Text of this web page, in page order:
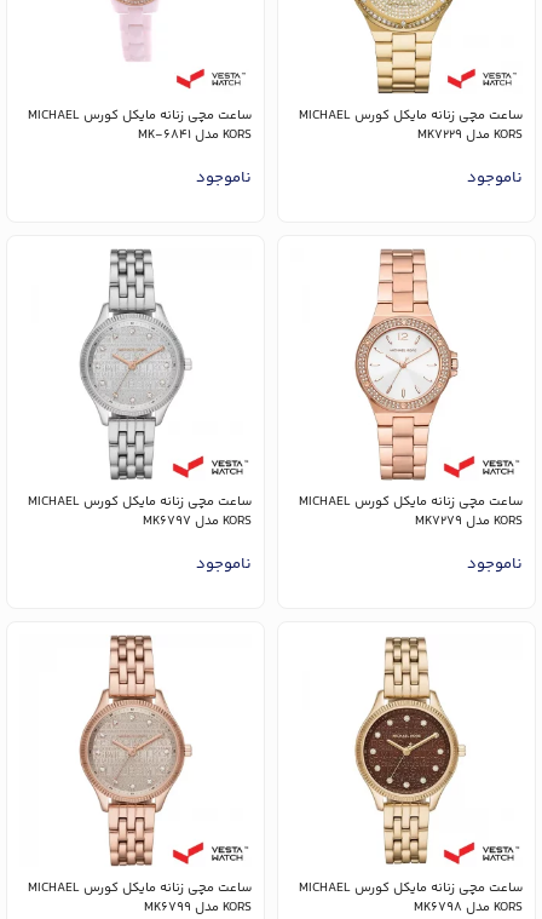
ساعت مچی زنانه مایکل کورس MICHAEL
KORS مدل MK7229
ناموجود
ساعت مچی زنانه مایکل کورس MICHAEL
KORS مدل MK-6841
ناموجود
ساعت مچی زنانه مایکل کورس MICHAEL
KORS مدل MK7279
ناموجود
ساعت مچی زنانه مایکل کورس MICHAEL
KORS مدل MK6797
ناموجود
ساعت مچی زنانه مایکل کورس MICHAEL
KORS مدل MK6798
ساعت مچی زنانه مایکل کورس MICHAEL
KORS مدل MK6799